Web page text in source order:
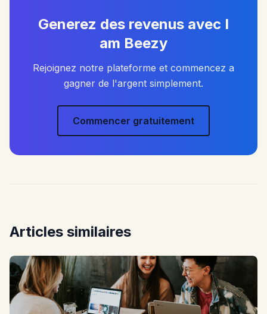
Generez des revenus avec I
am Beezy
Rejoignez notre plateforme et commencez a
gagner de l'argent simplement.
Commencer gratuitement
Articles similaires